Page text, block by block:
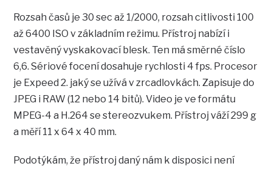
Rozsah časů je 30 sec až 1/2000, rozsah citlivosti 100
až 6400 ISO v základním režimu. Přístroj nabízí i
vestavěný vyskakovací blesk. Ten má směrné číslo
6,6. Sériové focení dosahuje rychlosti 4 fps. Procesor
je Expeed 2. jaký se užívá v zrcadlovkách. Zapisuje do
JPEG i RAW (12 nebo 14 bitů). Video je ve formátu
MPEG-4 a H.264 se stereozvukem. Přístroj váží 299 g
a měří 11 x 64 x 40 mm.
Podotýkám, že přístroj daný nám k disposici není